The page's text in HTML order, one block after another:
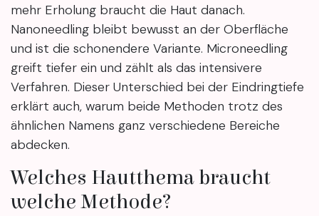
mehr Erholung braucht die Haut danach.
Nanoneedling bleibt bewusst an der Oberfläche
und ist die schonendere Variante. Microneedling
greift tiefer ein und zählt als das intensivere
Verfahren. Dieser Unterschied bei der Eindringtiefe
erklärt auch, warum beide Methoden trotz des
ähnlichen Namens ganz verschiedene Bereiche
abdecken.
Welches Hautthema braucht
welche Methode?